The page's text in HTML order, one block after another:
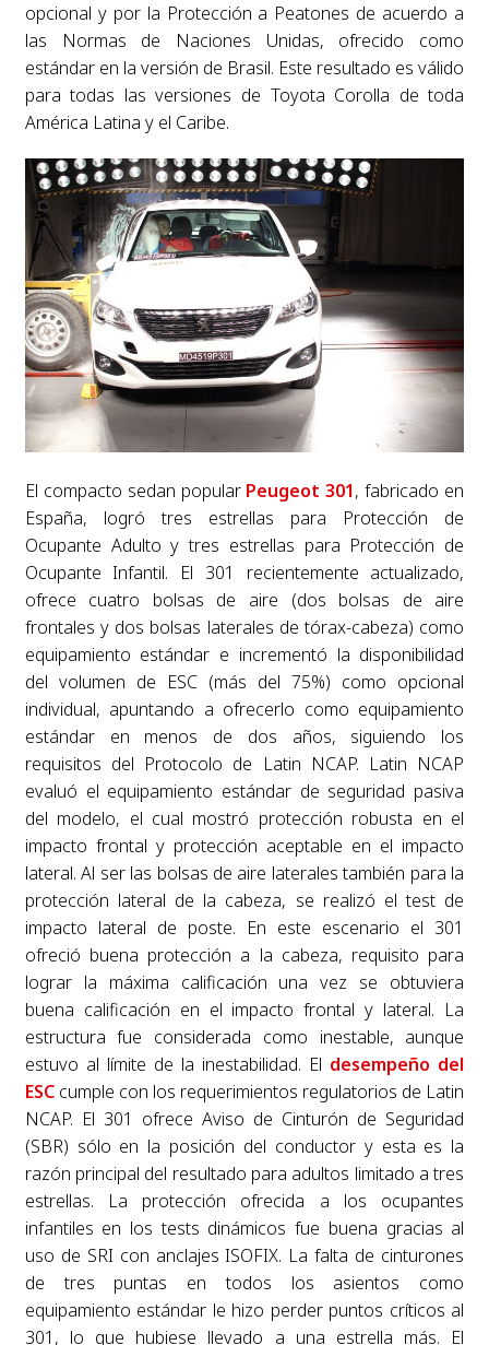
opcional y por la Protección a Peatones de acuerdo a
las Normas de Naciones Unidas, ofrecido como
estándar en la versión de Brasil. Este resultado es válido
para todas las versiones de Toyota Corolla de toda
América Latina y el Caribe.
El compacto sedan popular Peugeot 301, fabricado en
España, logró tres estrellas para Protección de
Ocupante Adulto y tres estrellas para Protección de
Ocupante Infantil. El 301 recientemente actualizado,
ofrece cuatro bolsas de aire (dos bolsas de aire
frontales y dos bolsas laterales de tórax-cabeza) como
equipamiento estándar e incrementó la disponibilidad
del volumen de ESC (más del 75%) como opcional
individual, apuntando a ofrecerlo como equipamiento
estándar en menos de dos años, siguiendo los
requisitos del Protocolo de Latin NCAP. Latin NCAP
evaluó el equipamiento estándar de seguridad pasiva
del modelo, el cual mostró protección robusta en el
impacto frontal y protección aceptable en el impacto
lateral. Al ser las bolsas de aire laterales también para la
protección lateral de la cabeza, se realizó el test de
impacto lateral de poste. En este escenario el 301
ofreció buena protección a la cabeza, requisito para
lograr la máxima calificación una vez se obtuviera
buena calificación en el impacto frontal y lateral. La
estructura fue considerada como inestable, aunque
estuvo al límite de la inestabilidad. El desempeño del
ESCcumple con los requerimientos regulatorios de Latin
NCAP. El 301 ofrece Aviso de Cinturón de Seguridad
(SBR) sólo en la posición del conductor y esta es la
razón principal del resultado para adultos limitado a tres
estrellas. La protección ofrecida a los ocupantes
infantiles en los tests dinámicos fue buena gracias al
uso de SRI con anclajes ISOFIX. La falta de cinturones
de tres puntas en todos los asientos como
equipamiento estándar le hizo perder puntos críticos al
301, lo que hubiese llevado a una estrella más. El